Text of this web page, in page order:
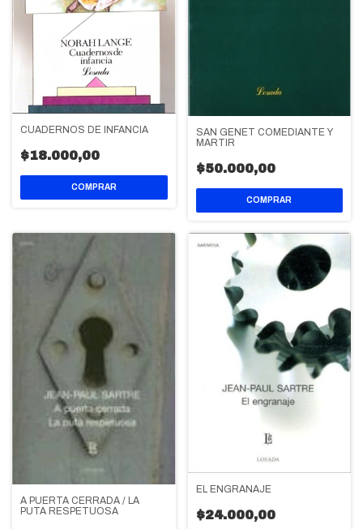
CUADERNOS DE INFANCIA
$18.000,00
SAN GENET COMEDIANTE Y
MARTIR
$50.000,00
A PUERTA CERRADA / LA
PUTA RESPETUOSA
EL ENGRANAJE
$24.000,00